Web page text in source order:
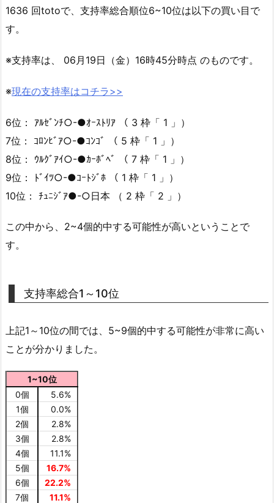
1636 回totoで、支持率総合順位6~10位は以下の買い目で
す。
※支持率は、 06月19日（金）16時45分時点 のものです。
※現在の支持率はコチラ>>
6位： ｱﾙｾﾞﾝﾁ○-●ｵｰｽﾄﾘｱ （ 3 枠「 1 」）
7位： ｺﾛﾝﾋﾞｱ○-●ｺﾝｺﾞ （ 5 枠「 1 」）
8位： ｳﾙｸﾞｱｲ○-●ｶｰﾎﾞﾍﾞ （ 7 枠「 1 」）
9位： ﾄﾞｲﾂ○-●ｺｰﾄｼﾞﾎ （ 1 枠「 1 」）
10位： ﾁｭﾆｼﾞｱ●-○日本 （ 2 枠「 2 」）
この中から、2~4個的中する可能性が高いということで
す。
支持率総合1～10位
上記1～10位の間では、5~9個的中する可能性が非常に高い
ことが分かりました。
1~10位
0個
5.6%
1個
0.0%
2個
2.8%
3個
2.8%
4個
11.1%
5個
16.7%
6個
22.2%
7個
11.1%